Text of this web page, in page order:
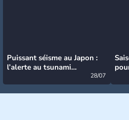
Puissant séisme au Japon :
l’alerte au tsunami
28/07